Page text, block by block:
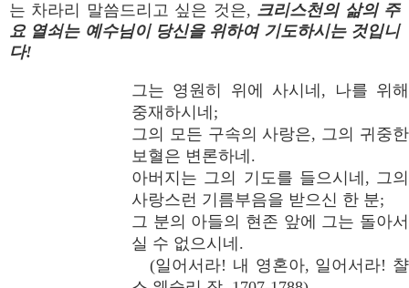
는 차라리 말씀드리고 싶은 것은, 크리스천의 삶의 주
요 열쇠는 예수님이 당신을 위하여 기도하시는 것입니
다!
그는 영원히 위에 사시네, 나를 위해
중재하시네;
그의 모든 구속의 사랑은, 그의 귀중한
보혈은 변론하네.
아버지는 그의 기도를 들으시네, 그의
사랑스런 기름부음을 받으신 한 분;
그 분의 아들의 현존 앞에 그는 돌아서
실 수 없으시네.
(일어서라! 내 영혼아, 일어서라! 챨